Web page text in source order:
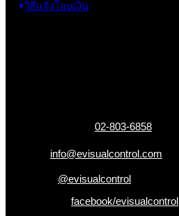
วิธีแจ้งโอนเงิน
02-803-6858
info@evisualcontrol.com
@evisualcontrol
facebook/evisualcontrol